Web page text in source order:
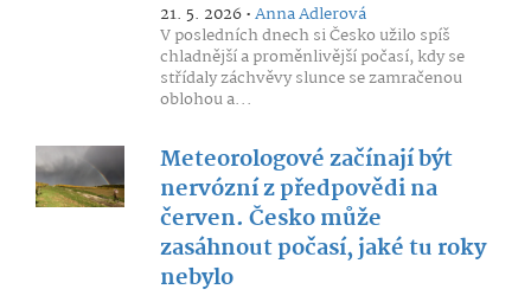
21. 5. 2026 •Anna Adlerová
V posledních dnech si Česko užilo spíš
chladnější a proměnlivější počasí, kdy se
střídaly záchvěvy slunce se zamračenou
oblohou a...
Meteorologové začínají být
nervózní z předpovědi na
červen. Česko může
zasáhnout počasí, jaké tu roky
nebylo